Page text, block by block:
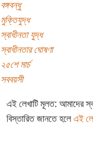
বঙ্গবন্ধু
মুক্তিযুদ্ধ
স্বাধীনতা যুদ্ধ
স্বাধীনতার ঘোষণা
২৫শে মার্চ
সববয়সী
এই লেখাটি মূলত: আমাদের
বিস্তারিত জানতে হলে এই